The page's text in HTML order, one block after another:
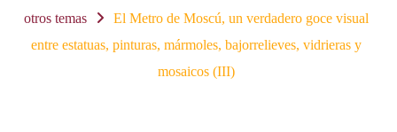
otros temas
El Metro de Moscú, un verdadero goce visual
entre estatuas, pinturas, mármoles, bajorrelieves, vidrieras y
mosaicos (III)